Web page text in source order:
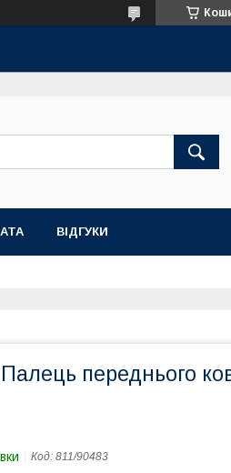
ВІДГУКИ
переднього
Код: 811/90483